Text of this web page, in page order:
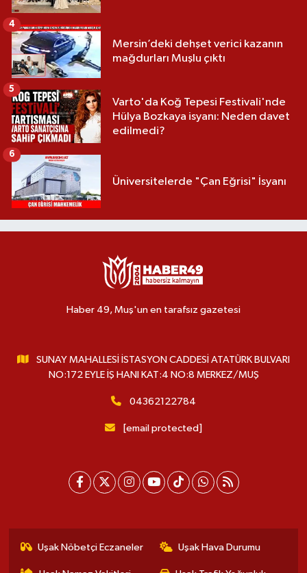
Mersin’deki dehşet verici kazanın
mağdurları Muşlu çıktı
4
Varto'da Koğ Tepesi Festivali'nde
Hülya Bozkaya isyanı: Neden davet
edilmedi?
5
Üniversitelerde "Çan Eğrisi" İsyanı
6
Haber 49, Muş'un en tarafsız gazetesi
SUNAY MAHALLESİ İSTASYON CADDESİ ATATÜRK BULVARI
NO:172 EYLE İŞ HANI KAT:4 NO:8 MERKEZ/MUŞ
04362122784
[email protected]
Uşak Nöbetçi Eczaneler Uşak Hava Durumu